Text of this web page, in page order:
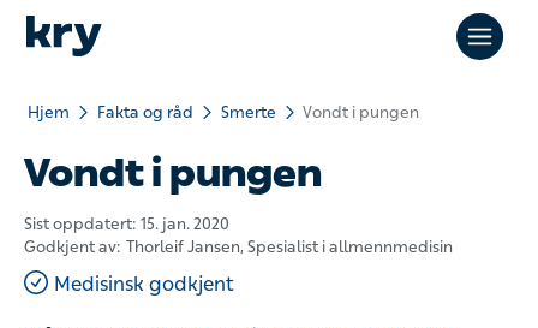
Hjem Fakta og råd Smerte Vondt i pungen
Vondt i pungen
Sist oppdatert:15. jan. 2020
Godkjent av: Thorleif Jansen, Spesialist i allmennmedisin
Medisinsk godkjent